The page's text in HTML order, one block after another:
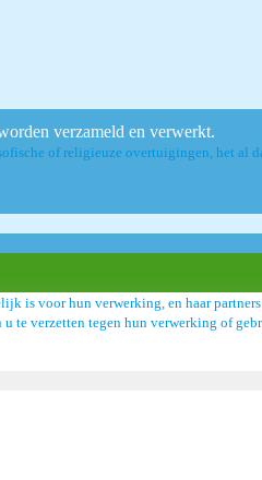
verzameld en verwerkt.
of religieuze overtuigingen, het al
voor hun verwerking, en haar
te verzetten tegen hun verwerking of